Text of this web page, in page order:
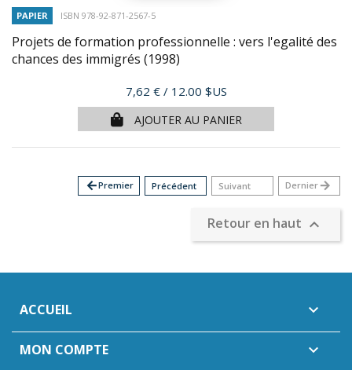
PAPIER ISBN 978-92-871-2567-5
Projets de formation professionnelle : vers l'egalité des
chances des immigrés (1998)
Prix
7,62 € / 12.00 $US
AJOUTER AU PANIER
arrow_backPremier Précédent Suivant Dernier arrow_forward
Retour en haut 
ACCUEIL 
MON COMPTE 